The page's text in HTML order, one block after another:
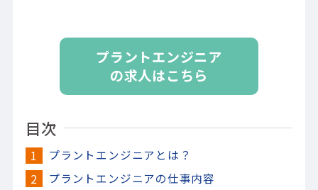
プラントエンジニア
の求人はこちら
目次
プラントエンジニアとは？
プラントエンジニアの仕事内容